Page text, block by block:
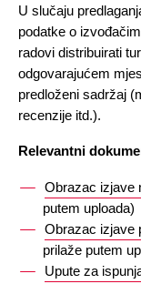
U slučaju
podatke o
radovi distribuirati
odgovarajućem
predloženi sadržaj
recenzije itd.).
Relevantni
Obrazac izjave
putem uploada)
Obrazac izjave
prilaže putem
Upute za